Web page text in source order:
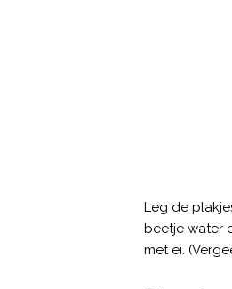
Leg de
beetje water
met ei.